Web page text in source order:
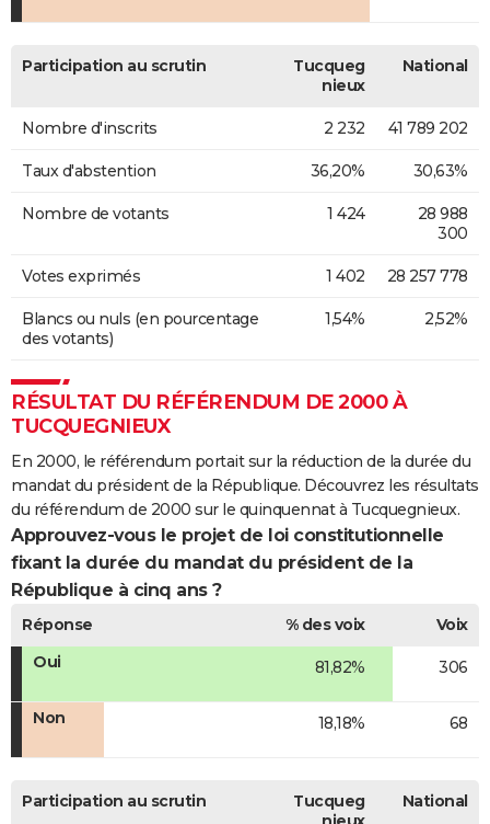
Participation au scrutin
Tucqueg
nieux
National
Nombre d'inscrits 2 232 41 789 202
Taux d'abstention 36,20% 30,63%
Nombre de votants 1 424
28 988
300
Votes exprimés 1 402 28 257 778
Blancs ou nuls (en pourcentage
des votants)
1,54% 2,52%
RÉSULTAT DU RÉFÉRENDUM DE 2000 À
TUCQUEGNIEUX
En 2000, le référendum portait sur la réduction de la durée du
mandat du président de la République. Découvrez les résultats
du référendum de 2000 sur le quinquennat à Tucquegnieux.
Approuvez-vous le projet de loi constitutionnelle
fixant la durée du mandat du président de la
République à cinq ans ?
Réponse % des voix
Voix
Oui
81,82% 306
Non 18,18% 68
Participation au scrutin
Tucqueg
National